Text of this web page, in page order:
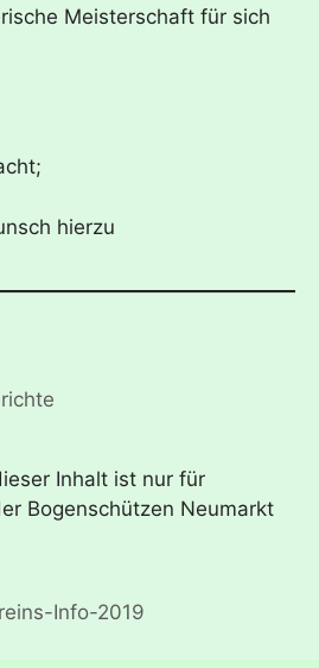
Meisterschaft für sich
hierzu
Inhalt ist nur für
Bogenschützen Neumarkt
Info-2019